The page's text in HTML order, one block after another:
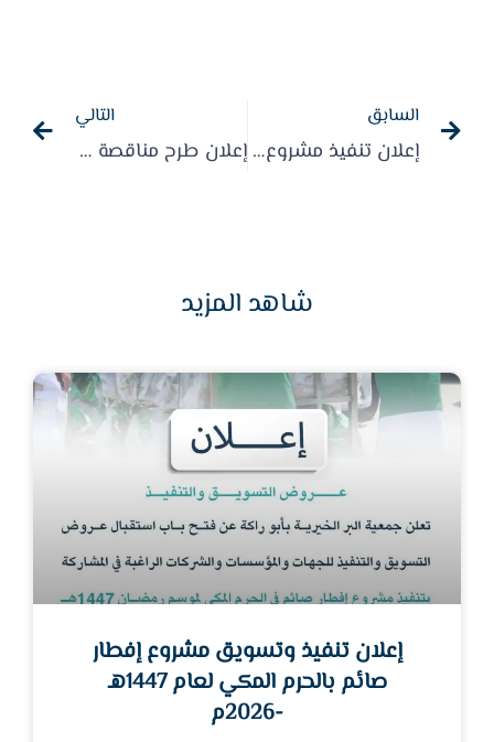
السابق
إعلان تنفيذ مشروع سقيا الماء لعام 1447هـ -2025م
التالي
إعلان طرح مناقصة لمشروع ترميم المنازل 2025م
شاهد المزيد
إعلان تنفيذ وتسويق مشروع إفطار
صائم بالحرم المكي لعام 1447هـ
-2026م